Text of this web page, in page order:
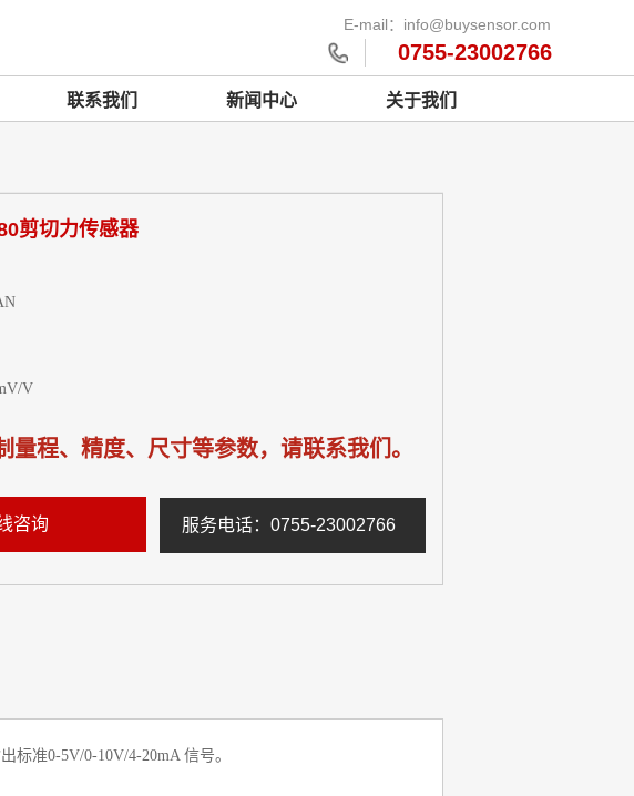
E-mail：info@buysensor.com
0755-23002766
联系我们 新闻中心 关于我们
剪切力传感器
V
量程、精度、尺寸等参数，请联系我们。
咨询 服务电话：0755-23002766
准0-5V/0-10V/4-20mA 信号。